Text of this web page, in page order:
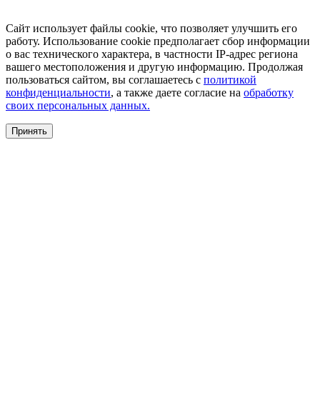
Сайт использует файлы cookie, что позволяет улучшить его
работу. Использование cookie предполагает сбор информации
о вас технического характера, в частности IP-адрес региона
вашего местоположения и другую информацию. Продолжая
пользоваться сайтом, вы соглашаетесь с политикой
конфиденциальности, а также даете согласие на обработку
своих персональных данных.
Принять